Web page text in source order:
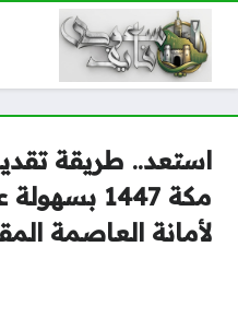
استعد.. طريقة
مكة 1447
لأمانة العاصمة